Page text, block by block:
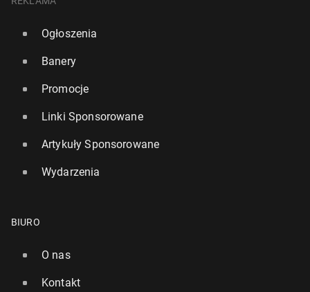
Ogłoszenia
Banery
Promocje
Linki Sponsorowane
Artykuły Sponsorowane
Wydarzenia
BIURO
O nas
Kontakt